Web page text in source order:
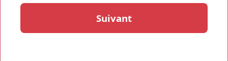
PROFITEZ D'UN TRANSPORT À PETIT
How to Travel from Charles de Gaulle Airport to Paris